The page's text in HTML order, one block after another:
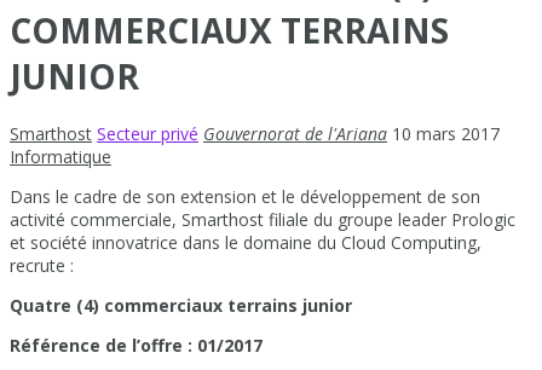
COMMERCIAUX TERRAINS
JUNIOR
Smarthost Secteur privé Gouvernorat de l'Ariana 10 mars 2017
Informatique
Dans le cadre de son extension et le développement de son
activité commerciale, Smarthost filiale du groupe leader Prologic
et société innovatrice dans le domaine du Cloud Computing,
recrute :
Quatre (4) commerciaux terrains junior
Référence de l’offre : 01/2017